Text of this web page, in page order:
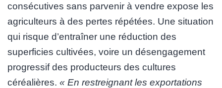
consécutives sans parvenir à vendre expose les
agriculteurs à des pertes répétées. Une situation
qui risque d’entraîner une réduction des
superficies cultivées, voire un désengagement
progressif des producteurs des cultures
céréalières. « En restreignant les exportations